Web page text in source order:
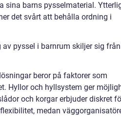
sina barns pysselmaterial.
det svårt att behålla ordning i
pyssel i barnrum skiljer sig från
beror på faktorer som
Hyllor och hyllsystem ger
och korgar erbjuder diskret
medan